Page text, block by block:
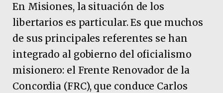
En Misiones, la situación de los
libertarios es particular. Es que muchos
de sus principales referentes se han
integrado al gobierno del oficialismo
misionero: el Frente Renovador de la
Concordia (FRC), que conduce Carlos